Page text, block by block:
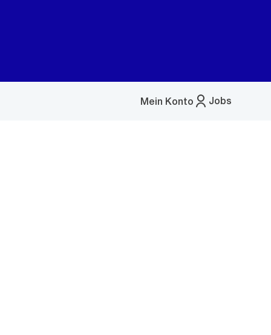
Jobs
Mein Konto
Menü